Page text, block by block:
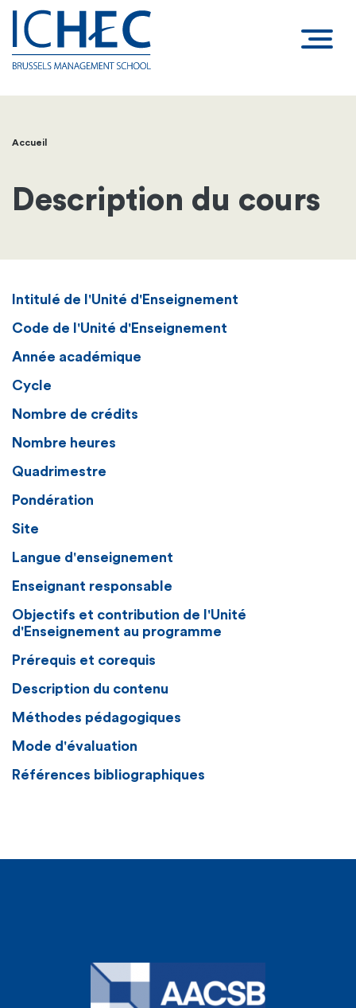
Fil
d'Ariane
Accueil
Description du cours
Intitulé de l'Unité d'Enseignement
Code de l'Unité d'Enseignement
Année académique
Cycle
Nombre de crédits
Nombre heures
Quadrimestre
Pondération
Site
Langue d'enseignement
Enseignant responsable
Objectifs et contribution de l'Unité
d'Enseignement au programme
Prérequis et corequis
Description du contenu
Méthodes pédagogiques
Mode d'évaluation
Références bibliographiques